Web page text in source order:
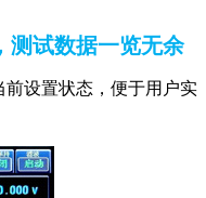
测试数据一览无余
设置状态，便于用户实